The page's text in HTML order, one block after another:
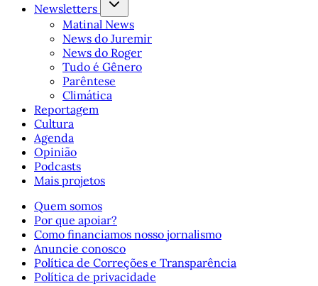
Newsletters
Matinal News
News do Juremir
News do Roger
Tudo é Gênero
Parêntese
Climática
Reportagem
Cultura
Agenda
Opinião
Podcasts
Mais projetos
Quem somos
Por que apoiar?
Como financiamos nosso jornalismo
Anuncie conosco
Política de Correções e Transparência
Política de privacidade